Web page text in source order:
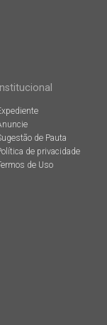
Institucional
de Pauta
de privacidade
de Uso